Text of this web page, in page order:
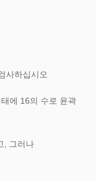
사하십시오
에 16의 수로 윤곽
, 그러나